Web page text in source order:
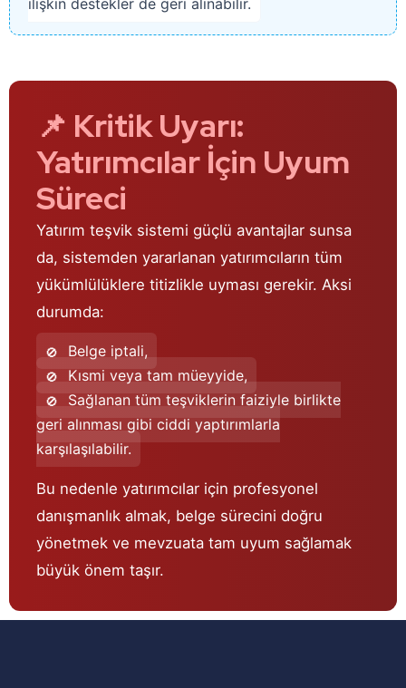
ilişkin destekler de geri alınabilir.
📌 Kritik Uyarı:
Yatırımcılar İçin Uyum
Süreci
Yatırım teşvik sistemi güçlü avantajlar sunsa
da, sistemden yararlanan yatırımcıların tüm
yükümlülüklere titizlikle uyması gerekir. Aksi
durumda:
Belge iptali,
Kısmi veya tam müeyyide,
Sağlanan tüm teşviklerin faiziyle birlikte
geri alınması gibi ciddi yaptırımlarla
karşılaşılabilir.
Bu nedenle yatırımcılar için profesyonel
danışmanlık almak, belge sürecini doğru
yönetmek ve mevzuata tam uyum sağlamak
büyük önem taşır.